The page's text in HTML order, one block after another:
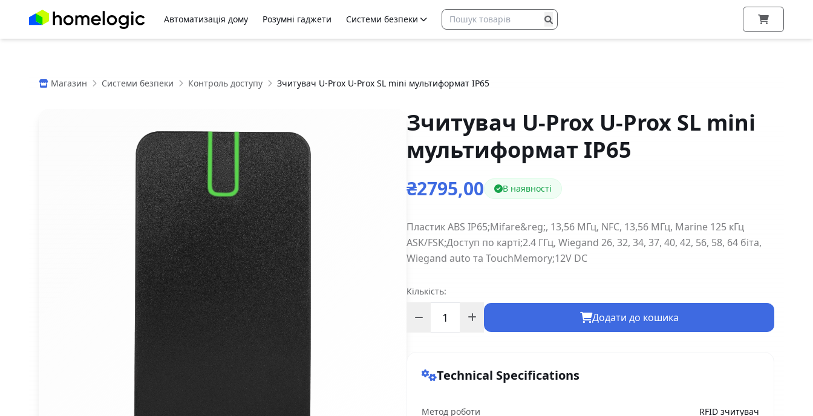
Автоматизація дому Розумні гаджети Системи безпеки
Магазин Системи безпеки Контроль доступу Зчитувач U-Prox U-Prox SL mini мультиформат IP65
Зчитувач U-Prox U-Prox SL mini
мультиформат IP65
₴2795,00 В наявності
Пластик ABS IP65;Mifare&reg;, 13,56 МГц, NFC, 13,56 МГц, Marine 125 кГц
ASK/FSK;Доступ по карті;2.4 ГГц, Wiegand 26, 32, 34, 37, 40, 42, 56, 58, 64 біта,
Wiegand auto та TouchMemory;12V DC
Кількість:
Додати до кошика
Technical Specifications
Метод роботи RFID зчитувач